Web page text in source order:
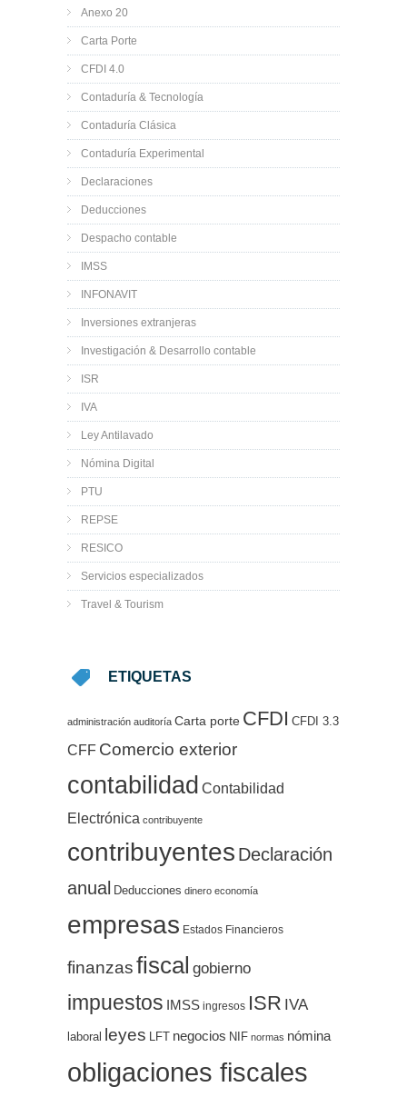
Anexo 20
Carta Porte
CFDI 4.0
Contaduría & Tecnología
Contaduría Clásica
Contaduría Experimental
Declaraciones
Deducciones
Despacho contable
IMSS
INFONAVIT
Inversiones extranjeras
Investigación & Desarrollo contable
ISR
IVA
Ley Antilavado
Nómina Digital
PTU
REPSE
RESICO
Servicios especializados
Travel & Tourism
ETIQUETAS
administración auditoría Carta porte CFDI CFDI 3.3
CFF Comercio exterior
contabilidad Contabilidad
Electrónica contribuyente
contribuyentes Declaración
anual Deducciones dinero economía
empresas Estados Financieros
finanzasfiscal gobierno
impuestos IMSS ingresos ISR IVA
laboral leyes LFT negocios NIF normas nómina
obligaciones fiscales